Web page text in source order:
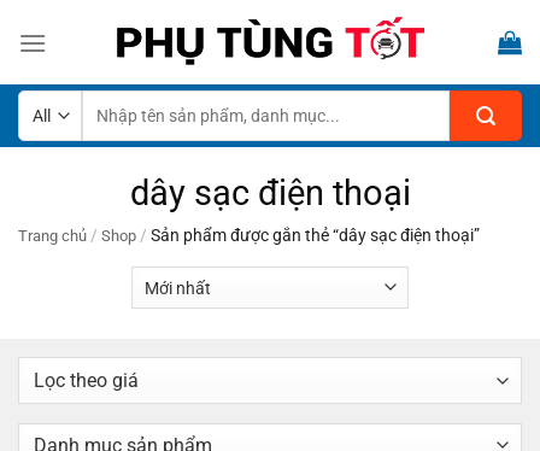
kiếm:
dây sạc điện thoại
Trang chủ / Shop / Sản phẩm được gắn thẻ “dây sạc điện thoại”